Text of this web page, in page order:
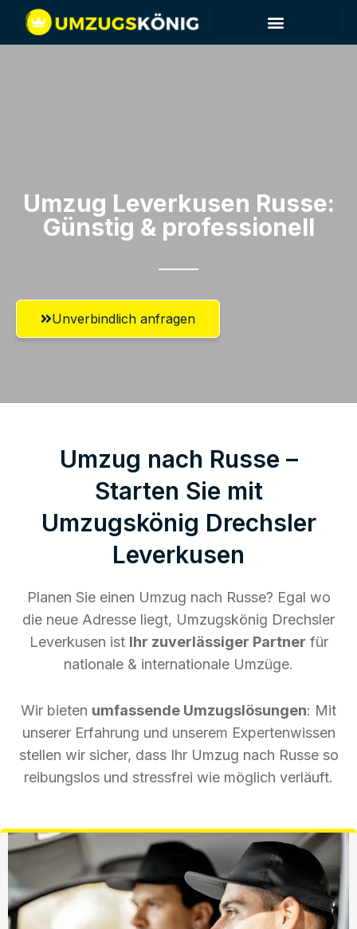
Umzug Leverkusen​ Russe:
Günstig & professionell​
Unverbindlich anfragen
Umzug nach Russe –
Starten Sie mit
Umzugskönig Drechsler
Leverkusen
Planen Sie einen Umzug nach Russe? Egal wo
die neue Adresse liegt, Umzugskönig Drechsler
Leverkusen ist Ihr zuverlässiger Partner für
nationale & internationale Umzüge.
Wir bieten umfassende Umzugslösungen: Mit
unserer Erfahrung und unserem Expertenwissen
stellen wir sicher, dass Ihr Umzug nach Russe so
reibungslos und stressfrei wie möglich verläuft.